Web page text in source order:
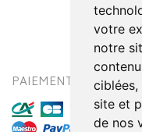
votre
notre
site et
de nos
PAIEMENT SÉCURISÉ